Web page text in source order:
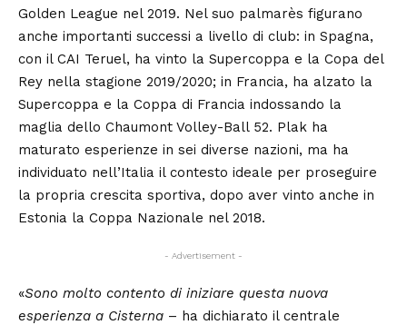
Golden League nel 2019. Nel suo palmarès figurano
anche importanti successi a livello di club: in Spagna,
con il CAI Teruel, ha vinto la Supercoppa e la Copa del
Rey nella stagione 2019/2020; in Francia, ha alzato la
Supercoppa e la Coppa di Francia indossando la
maglia dello Chaumont Volley-Ball 52. Plak ha
maturato esperienze in sei diverse nazioni, ma ha
individuato nell’Italia il contesto ideale per proseguire
la propria crescita sportiva, dopo aver vinto anche in
Estonia la Coppa Nazionale nel 2018.
- Advertisement -
«Sono molto contento di iniziare questa nuova
esperienza a Cisterna – ha dichiarato il centrale